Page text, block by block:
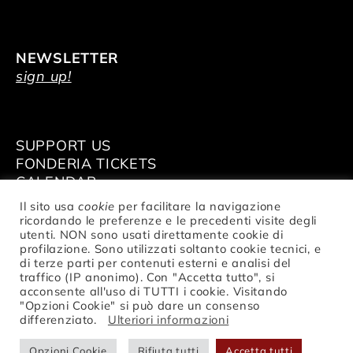
NEWSLETTER
sign up!
SUPPORT US
FONDERIA TICKETS
CALENDAR
VENUE HIRE
© Fondazione Nazionale della Danza
Aterballetto | VAT Nr. IT02047370354 |
privacy
Il sito usacookie per facilitare la navigazione
ricordando le preferenze e le precedenti visite degli
utenti. NON sono usati direttamente cookie di
profilazione. Sono utilizzati soltanto cookie tecnici, e
di terze parti per contenuti esterni e analisi del
traffico (IP anonimo). Con "Accetta tutto", si
acconsente all'uso di TUTTI i cookie. Visitando
"Opzioni Cookie" si può dare un consenso
differenziato. Ulteriori informazioni